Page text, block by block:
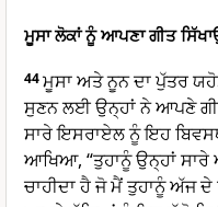
ਮੂਸਾ ਲੋਕਾਂ ਨੂੰ ਆਪਣਾ ਗੀਤ
44ਮੂਸਾ ਅਤੇ ਨੂਨ ਦਾ ਪੁੱਤਰ
ਸੁਣਨ ਲਈ ਉਨ੍ਹਾਂ ਨੇ ਆਪਣੇ
ਸਾਰੇ ਇਸਰਾਏਲ ਨੂੰ ਇਹ
ਆਖਿਆ, “ਤੁਹਾਨੂੰ ਉਨ੍ਹਾਂ
ਚਾਹੀਦਾ ਹੈ ਜੋ ਮੈਂ ਤੁਹਾਨੂੰ ਅੱਜ ਦੇ